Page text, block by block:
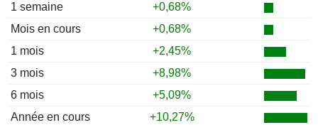
1 semaine
+0,68%
Mois en cours
+0,68%
1 mois
+2,45%
3 mois
+8,98%
6 mois
+5,09%
Année en cours
+10,27%